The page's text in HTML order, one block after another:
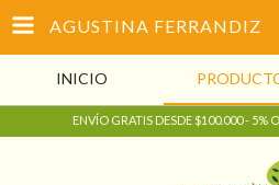
AGUSTINA FERRANDIZ
INICIO
ENVÍO GRATIS DESDE $100.000 - 5%